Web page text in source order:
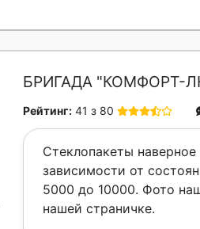
БРИГАДА "КОМФОРТ-
Рейтинг: 41 з 80
Стеклопакеты
зависимости от
5000 до 10000. Фото
нашей страничке.